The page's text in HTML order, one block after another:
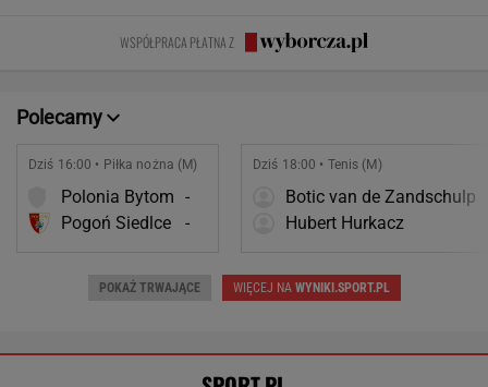
dużej dyscyplinie
WSPÓŁPRACA PŁATNA Z
Polecamy
Dziś 16:00 • Piłka nożna (M)
Polonia Bytom -
Pogoń Siedlce
-
Dziś 18:00 • Tenis (M)
Botic van de Zandschulp
Hubert Hurkacz
POKAŻ TRWAJĄCE WIĘCEJ NAWYNIKI.SPORT.PL